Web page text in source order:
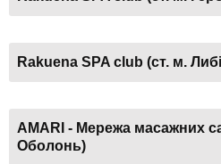
Rakuena SPA club (ст. м.
AMARI - Мережа масажних
Оболонь)